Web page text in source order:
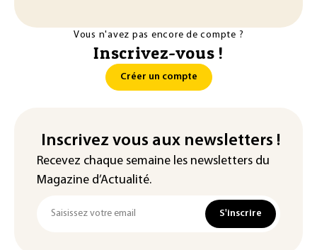
Vous n'avez pas encore de compte ?
Inscrivez-vous !
Créer un compte
Inscrivez vous aux newsletters !
Recevez chaque semaine les newsletters du
Magazine d’Actualité.
S'inscrire